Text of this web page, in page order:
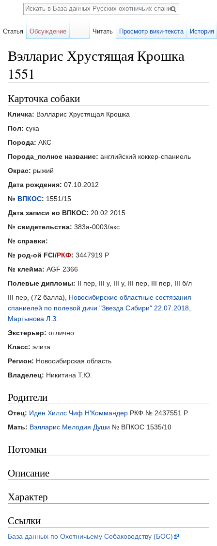
Вэлларис Хрустящая Крошка
1551
Карточка собаки
Кличка: Вэлларис Хрустящая Крошка
Пол: сука
Порода: АКС
Порода_полное название: английский коккер-спаниель
Окрас: рыжий
Дата рождения: 07.10.2012
№ ВПКОС: 1551/15
Дата записи во ВПКОС: 20.02.2015
№ свидетельства: 383а-0003/акс
№ справки:
№ род-ой FCI/РКФ: 3447919 Р
№ клейма: AGF 2366
Полевые дипломы: II пер, III у, III у, III пер, III пер, III б/л
III пер, (72 балла), Новосибирские областные состязания
спаниелей по полевой дичи "Звезда Сибири" 22.07.2018
Мартынова Л.З.
Экстерьер: отлично
Класс: элита
Регион: Новосибирская область
Владелец: Никитина Т.Ю.
Родители
Отец: Иден Хиллс Чиф Н'Коммандер РКФ № 2437551 Р
Мать: Вэлларис Мелодия Души № ВПКОС 1535/10
Потомки
Описание
Характер
Ссылки
База данных по Охотничьему Собаководству (БОС)
Статья Обсуждение Читать Просмотр вики-текста История
Поиск